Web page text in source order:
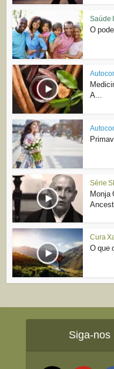
Saúde
O
A...
Série
Monja
Cura
O que
Siga-nos